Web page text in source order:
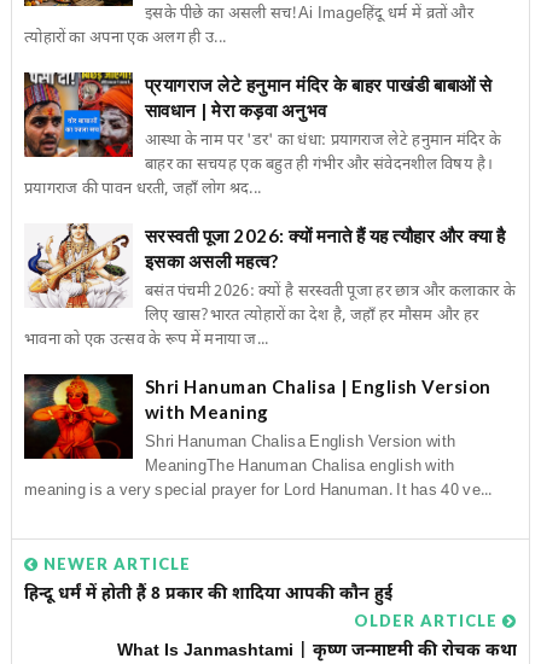
इसके पीछे का असली सच!Ai Imageहिंदू धर्म में व्रतों और
त्योहारों का अपना एक अलग ही उ...
प्रयागराज लेटे हनुमान मंदिर के बाहर पाखंडी बाबाओं से
सावधान | मेरा कड़वा अनुभव
आस्था के नाम पर 'डर' का धंधा: प्रयागराज लेटे हनुमान मंदिर के
बाहर का सचयह एक बहुत ही गंभीर और संवेदनशील विषय है।
प्रयागराज की पावन धरती, जहाँ लोग श्रद...
सरस्वती पूजा 2026: क्यों मनाते हैं यह त्यौहार और क्या है
इसका असली महत्व?
बसंत पंचमी 2026: क्यों है सरस्वती पूजा हर छात्र और कलाकार के
लिए खास?भारत त्योहारों का देश है, जहाँ हर मौसम और हर
भावना को एक उत्सव के रूप में मनाया ज...
Shri Hanuman Chalisa | English Version
with Meaning
Shri Hanuman Chalisa English Version with
MeaningThe Hanuman Chalisa english with
meaning is a very special prayer for Lord Hanuman. It has 40 ve...
NEWER ARTICLE
हिन्दू धर्मं में होती हैं 8 प्रकार की शादिया आपकी कौन हुई
OLDER ARTICLE
What Is Janmashtami | कृष्ण जन्माष्टमी की रोचक कथा